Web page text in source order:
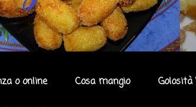
o online Cosa mangio Golosità